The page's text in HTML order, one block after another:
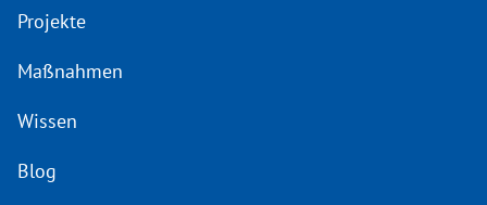
Projekte
Maßnahmen
Wissen
Blog